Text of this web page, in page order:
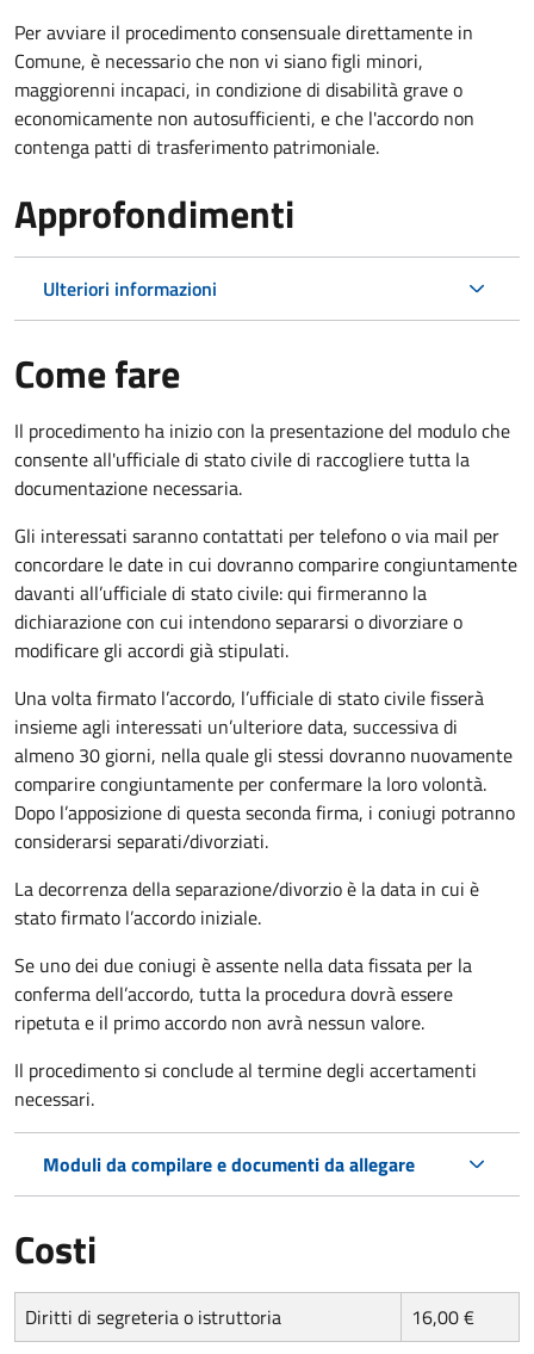
Per avviare il procedimento consensuale direttamente in
Comune, è necessario che non vi siano figli minori,
maggiorenni incapaci, in condizione di disabilità grave o
economicamente non autosufficienti, e che l'accordo non
contenga patti di trasferimento patrimoniale.
Approfondimenti
Ulteriori informazioni
Come fare
Il procedimento ha inizio con la presentazione del modulo che
consente all'ufficiale di stato civile di raccogliere tutta la
documentazione necessaria.
Gli interessati saranno contattati per telefono o via mail per
concordare le date in cui dovranno comparire congiuntamente
davanti all’ufficiale di stato civile: qui firmeranno la
dichiarazione con cui intendono separarsi o divorziare o
modificare gli accordi già stipulati.
Una volta firmato l’accordo, l’ufficiale di stato civile fisserà
insieme agli interessati un’ulteriore data, successiva di
almeno 30 giorni, nella quale gli stessi dovranno nuovamente
comparire congiuntamente per confermare la loro volontà.
Dopo l’apposizione di questa seconda firma, i coniugi potranno
considerarsi separati/divorziati.
La decorrenza della separazione/divorzio è la data in cui è
stato firmato l’accordo iniziale.
Se uno dei due coniugi è assente nella data fissata per la
conferma dell’accordo, tutta la procedura dovrà essere
ripetuta e il primo accordo non avrà nessun valore.
Il procedimento si conclude al termine degli accertamenti
necessari.
Moduli da compilare e documenti da allegare
Costi
Diritti di segreteria o istruttoria 16,00 €